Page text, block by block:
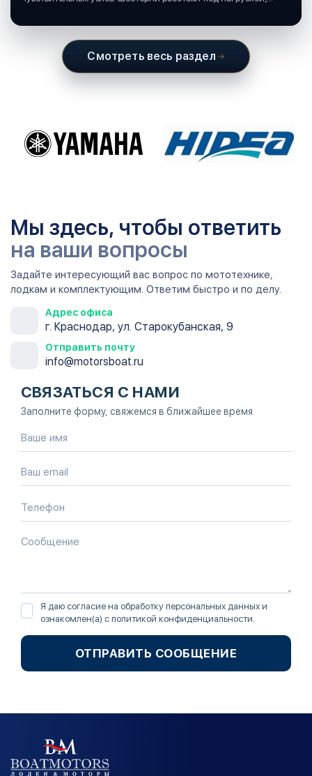
Смотреть весь раздел
Мы здесь, чтобы ответить
на ваши вопросы
Задайте интересующий вас вопрос по мототехнике,
лодкам и комплектующим. Ответим быстро и по делу.
Адрес офиса
г. Краснодар, ул. Старокубанская, 9
Отправить почту
info@motorsboat.ru
СВЯЗАТЬСЯ С НАМИ
Заполните форму, свяжемся в ближайшее время
Я даю согласие на обработку персональных данных и
ознакомлен(а) с политикой конфиденциальности
ОТПРАВИТЬ СООБЩЕНИЕ